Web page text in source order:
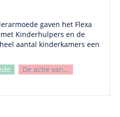
gaven het Flexa
met Kinderhulpers en de
aantal kinderkamers een
De actie van…